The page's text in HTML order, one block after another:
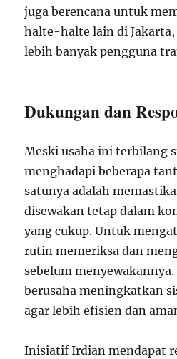
juga berencana untuk
halte-halte lain di
lebih banyak pengguna
Dukungan dan
Meski usaha ini terbilang
menghadapi beberapa
satunya adalah
disewakan tetap dalam
yang cukup. Untuk
rutin memeriksa dan
sebelum
berusaha meningkatkan
agar lebih efisien dan
Inisiatif Irdian mendapat